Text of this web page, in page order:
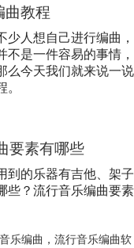
曲教程
少人想自己进行编曲，
不是一件容易的事情，
么今天我们就来说一说
。
要素有哪些
到的乐器有吉他、架子
些？ 流行音乐编曲要素
乐编曲 ， 流行音乐编曲软